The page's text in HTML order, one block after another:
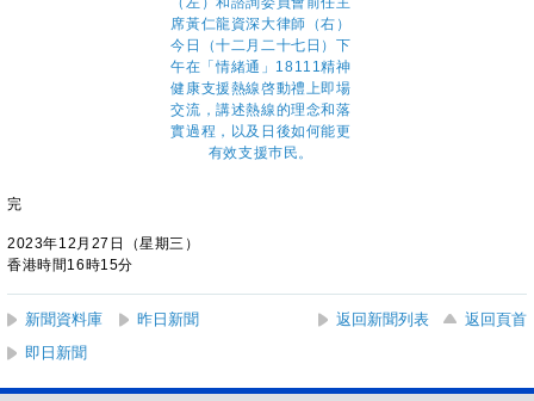
完
2023年12月27日（星期三）
香港時間16時15分
新聞資料庫 昨日新聞 返回新聞列表
返回頁首
即日新聞